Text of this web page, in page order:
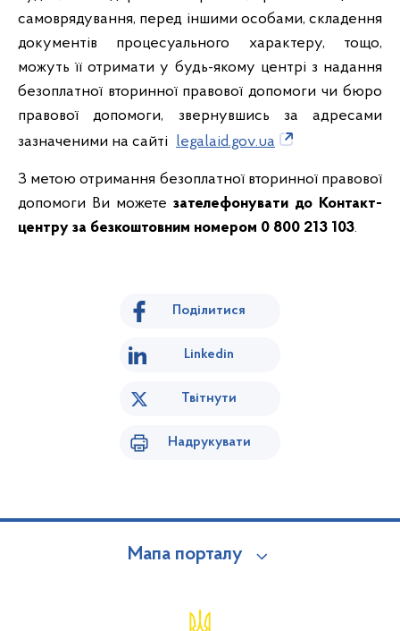
самоврядування, перед іншими особами, складення
документів процесуального характеру, тощо,
можуть її отримати у будь-якому центрі з надання
безоплатної вторинної правової допомоги чи бюро
правової допомоги, звернувшись за адресами
зазначеними на сайті legalaid.gov.ua
З метою отримання безоплатної вторинної правової
допомоги Ви можете зателефонувати до Контакт-
центру за безкоштовним номером 0 800 213 103.
Поділитися
Linkedin
Твітнути
Надрукувати
Мапа порталу